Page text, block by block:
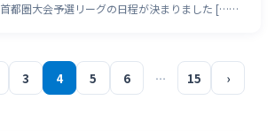
首都圏大会予選リーグの日程が決まりました [……
3 4 5 6 … 15 ›